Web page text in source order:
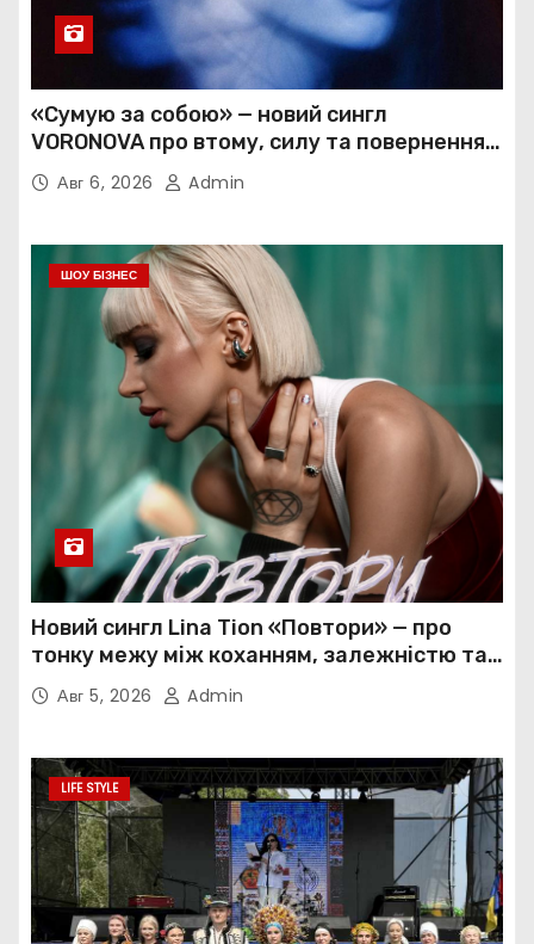
«Сумую за собою» — новий сингл
VORONOVA про втому, силу та повернення
до себе
Авг 6, 2026 Admin
ШОУ БІЗНЕС
Новий сингл Lina Tion «Повтори» — про
тонку межу між коханням, залежністю та
нав’язливою прив’язаністю
Авг 5, 2026 Admin
LIFE STYLE